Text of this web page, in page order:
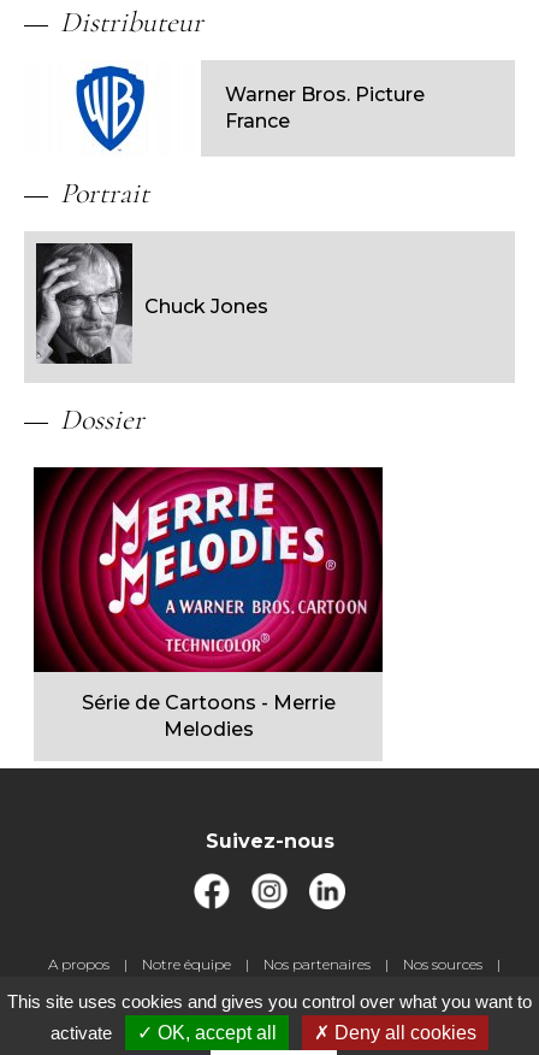
Distributeur
Warner Bros. Picture
France
Portrait
Chuck Jones
Dossier
Série de Cartoons - Merrie
Melodies
Suivez-nous
Pied
page
A propos Notre équipe Nos partenaires
Nos sources
Livre d'or
Jeux-concours Contact
Gestion des cookies
Mentions légales
This site uses cookies and gives you control over what you want to
activate
OK, accept all Deny all cookies